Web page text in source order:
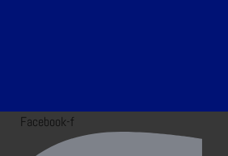
Facebook-f